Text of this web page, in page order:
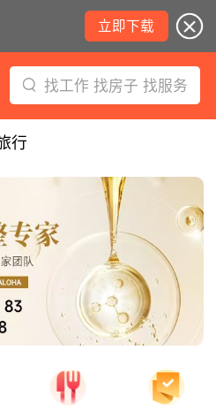
立即下载
找工作 找房子 找服务
行